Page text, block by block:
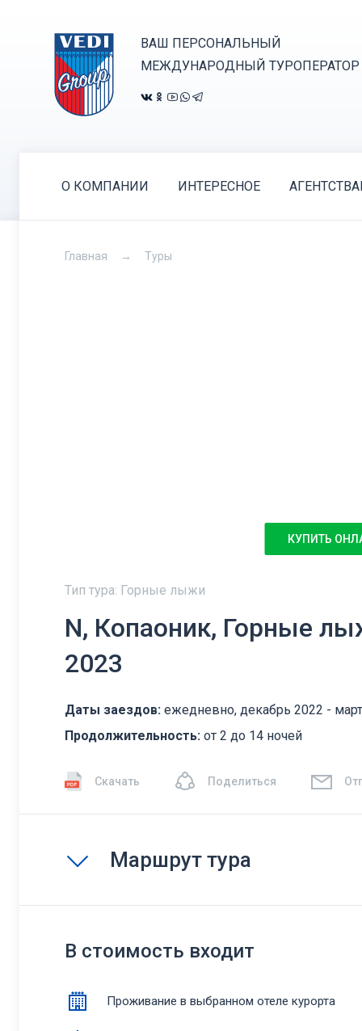
ВАШ ПЕРСОНАЛЬНЫЙ
МЕЖДУНАРОДНЫЙ ТУРОПЕРАТОР
О КОМПАНИИ ИНТЕРЕСНОЕ
Главная Туры
КУПИТЬ
Тип тура: Горные лыжи
N, Копаоник, Горные
2023
Даты заездов: ежедневно, декабрь 2022 -
Продолжительность: от 2 до 14 ночей
Скачать Поделиться
Маршрут тура
В стоимость входит
Проживание в выбранном отеле курорта